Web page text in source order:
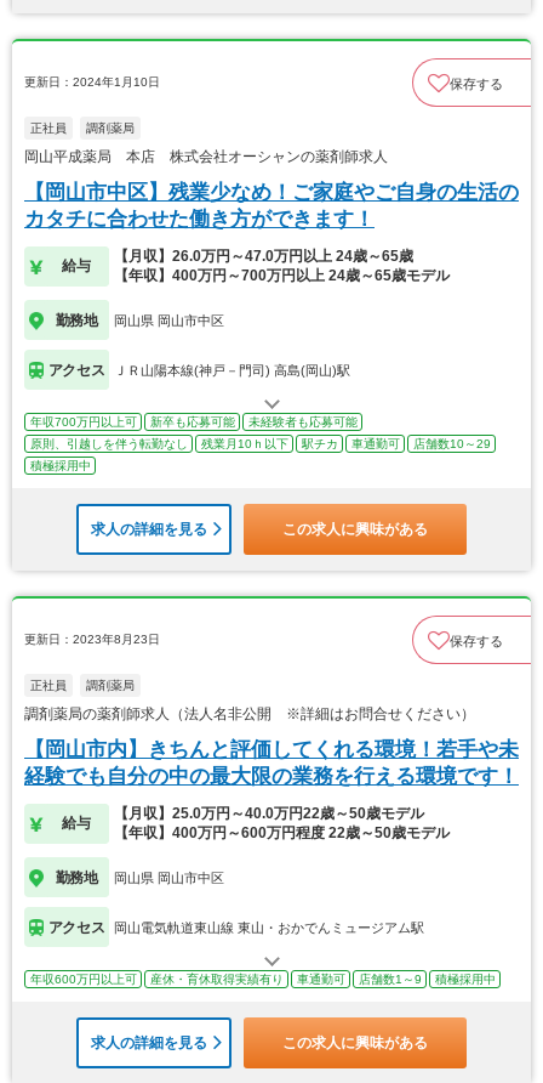
更新日：2024年1月10日 保存する
正社員 調剤薬局
岡山平成薬局 本店 株式会社オーシャンの薬剤師求人
【岡山市中区】残業少なめ！ご家庭やご自身の生活の
カタチに合わせた働き方ができます！
給与
【月収】26.0万円～47.0万円以上 24歳～65歳
【年収】400万円～700万円以上 24歳～65歳モデル
勤務地 岡山県 岡山市中区
アクセス ＪＲ山陽本線(神戸－門司) 高島(岡山)駅
年収700万円以上可 新卒も応募可能
未経験者も応募可能
原則、引越しを伴う転勤なし
残業月10ｈ以下 駅チカ 車通勤可
店舗数10～29
積極採用中
求人の詳細を見る この求人に興味がある
更新日：2023年8月23日 保存する
正社員 調剤薬局
調剤薬局の薬剤師求人（法人名非公開 ※詳細はお問合せください）
【岡山市内】きちんと評価してくれる環境！若手や未
経験でも自分の中の最大限の業務を行える環境です！
給与
【月収】25.0万円～40.0万円22歳～50歳モデル
【年収】400万円～600万円程度 22歳～50歳モデル
勤務地 岡山県 岡山市中区
アクセス 岡山電気軌道東山線 東山・おかでんミュージアム駅
年収600万円以上可 産休・育休取得実績有り 車通勤可 店舗数1～9 積極採用中
求人の詳細を見る この求人に興味がある